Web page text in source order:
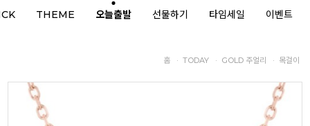
THEME 오늘출발 선물하기 타임세일 이벤트
홈 · TODAY · GOLD 주얼리 · 목걸이